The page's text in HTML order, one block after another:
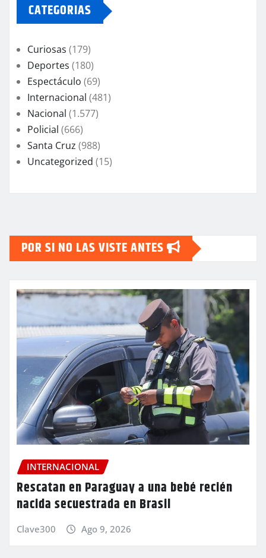
CATEGORIAS
Curiosas (179)
Deportes (180)
Espectáculo (69)
Internacional (481)
Nacional (1.577)
Policial (666)
Santa Cruz (988)
Uncategorized (15)
POR SI NO LAS VISTE ANTES
INTERNACIONAL
Rescatan en Paraguay a una bebé recién
nacida secuestrada en Brasil
Clave300 Ago 9, 2026